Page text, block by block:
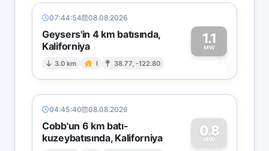
07:44:54 08.08.2026
Geysers'in 4 km batısında,
Kaliforniya
3.0 km I 38.77, -122.80
1.1
MW1
04:45:40 08.08.2026
Cobb'un 6 km batı-
kuzeybatısında, Kaliforniya
0.8
MW